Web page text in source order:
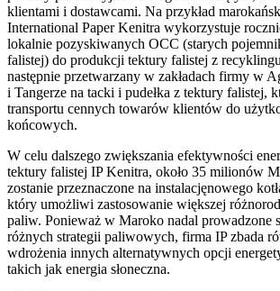
klientami i dostawcami. Na przykład
International Paper Kenitra wykorzystuje
lokalnie pozyskiwanych OCC (starych
falistej) do produkcji tektury falistej z
następnie przetwarzany w zakładach firmy w
i Tangerze na tacki i pudełka z tektury falistej,
transportu cennych towarów klientów do
końcowych.
W celu dalszego zwiększania efektywności
tektury falistej IP Kenitra, około 35 milionów
zostanie przeznaczone na instalacjęnowego
który umożliwi zastosowanie większej
paliw. Ponieważ w Maroko nadal prowadzone
różnych strategii paliwowych, firma IP zbada
wdrożenia innych alternatywnych opcji
takich jak energia słoneczna.